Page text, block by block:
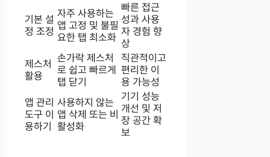
기본 설
정 조정
자주 사용하는
앱 고정 및 불필
요한 탭 최소화
빠른 접근
성과 사용
자 경험 향
상
제스처
활용
손가락 제스처
로 쉽고 빠르게
탭 닫기
직관적이고
편리한 이
용 가능성
앱 관리
도구 이
용하기
사용하지 않는
앱 삭제 또는 비
활성화
기기 성능
개선 및 저
장 공간 확
보